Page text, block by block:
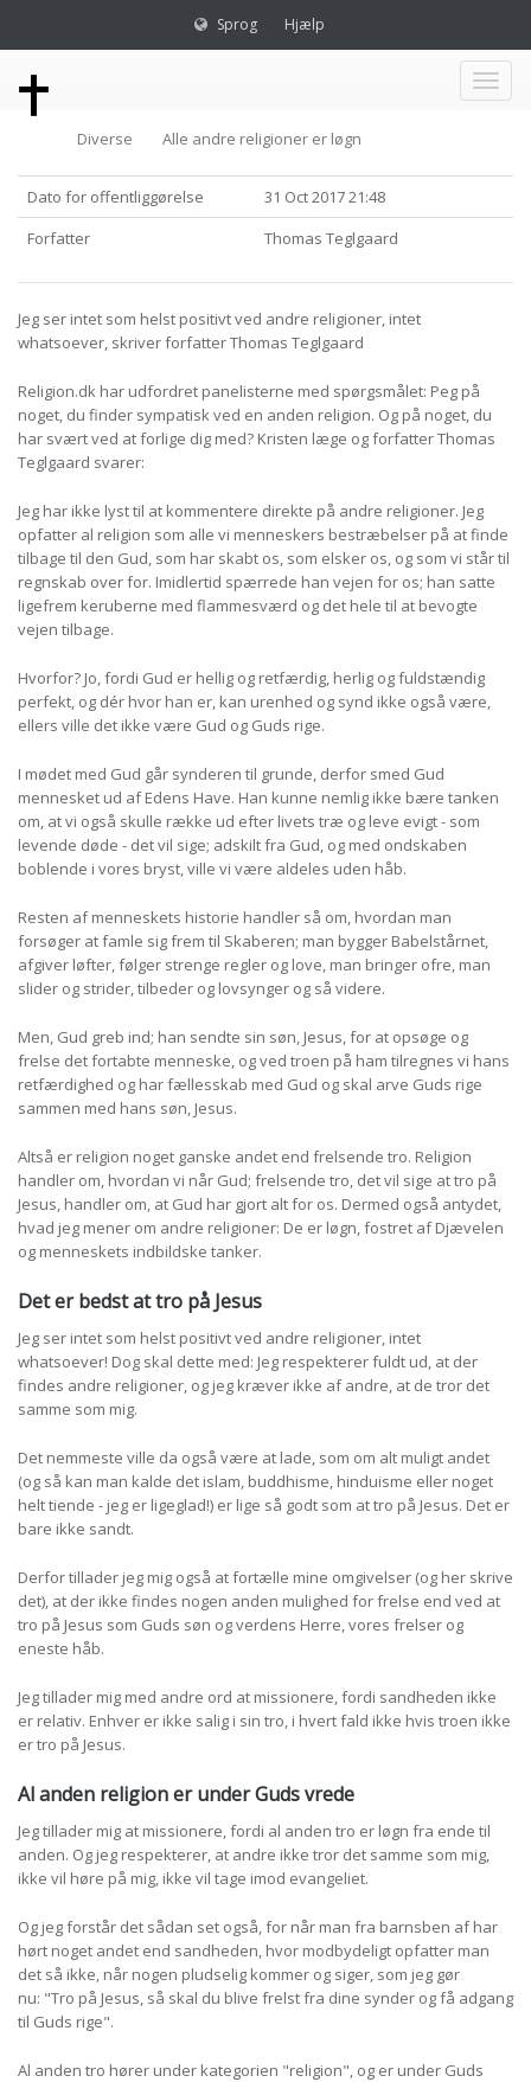
Sprog Hjælp
Toggle
Diverse Alle andre religioner er løgn
Dato for offentliggørelse
31 Oct 2017 21:48
Forfatter
Thomas Teglgaard
Jeg ser intet som helst positivt ved andre religioner, intet
whatsoever, skriver forfatter Thomas Teglgaard
Religion.dk har udfordret panelisterne med spørgsmålet: Peg på
noget, du finder sympatisk ved en anden religion. Og på noget, du
har svært ved at forlige dig med? Kristen læge og forfatter Thomas
Teglgaard svarer:
Jeg har ikke lyst til at kommentere direkte på andre religioner. Jeg
opfatter al religion som alle vi menneskers bestræbelser på at finde
tilbage til den Gud, som har skabt os, som elsker os, og som vi står til
regnskab over for. Imidlertid spærrede han vejen for os; han satte
ligefrem keruberne med flammesværd og det hele til at bevogte
vejen tilbage.
Hvorfor? Jo, fordi Gud er hellig og retfærdig, herlig og fuldstændig
perfekt, og dér hvor han er, kan urenhed og synd ikke også være,
ellers ville det ikke være Gud og Guds rige.
I mødet med Gud går synderen til grunde, derfor smed Gud
mennesket ud af Edens Have. Han kunne nemlig ikke bære tanken
om, at vi også skulle række ud efter livets træ og leve evigt - som
levende døde - det vil sige; adskilt fra Gud, og med ondskaben
boblende i vores bryst, ville vi være aldeles uden håb.
Resten af menneskets historie handler så om, hvordan man
forsøger at famle sig frem til Skaberen; man bygger Babelstårnet,
afgiver løfter, følger strenge regler og love, man bringer ofre, man
slider og strider, tilbeder og lovsynger og så videre.
Men, Gud greb ind; han sendte sin søn, Jesus, for at opsøge og
frelse det fortabte menneske, og ved troen på ham tilregnes vi hans
retfærdighed og har fællesskab med Gud og skal arve Guds rige
sammen med hans søn, Jesus.
Altså er religion noget ganske andet end frelsende tro. Religion
handler om, hvordan vi når Gud; frelsende tro, det vil sige at tro på
Jesus, handler om, at Gud har gjort alt for os. Dermed også antydet,
hvad jeg mener om andre religioner: De er løgn, fostret af Djævelen
og menneskets indbildske tanker.
Det er bedst at tro på Jesus
Jeg ser intet som helst positivt ved andre religioner, intet
whatsoever! Dog skal dette med: Jeg respekterer fuldt ud, at der
findes andre religioner, og jeg kræver ikke af andre, at de tror det
samme som mig.
Det nemmeste ville da også være at lade, som om alt muligt andet
(og så kan man kalde det islam, buddhisme, hinduisme eller noget
helt tiende - jeg er ligeglad!) er lige så godt som at tro på Jesus. Det er
bare ikke sandt.
Derfor tillader jeg mig også at fortælle mine omgivelser (og her skrive
det), at der ikke findes nogen anden mulighed for frelse end ved at
tro på Jesus som Guds søn og verdens Herre, vores frelser og
eneste håb.
Jeg tillader mig med andre ord at missionere, fordi sandheden ikke
er relativ. Enhver er ikke salig i sin tro, i hvert fald ikke hvis troen ikke
er tro på Jesus.
Al anden religion er under Guds vrede
Jeg tillader mig at missionere, fordi al anden tro er løgn fra ende til
anden. Og jeg respekterer, at andre ikke tror det samme som mig,
ikke vil høre på mig, ikke vil tage imod evangeliet.
Og jeg forstår det sådan set også, for når man fra barnsben af har
hørt noget andet end sandheden, hvor modbydeligt opfatter man
det så ikke, når nogen pludselig kommer og siger, som jeg gør
nu: "Tro på Jesus, så skal du blive frelst fra dine synder og få adgang
til Guds rige".
Al anden tro hører under kategorien "religion", og er under Guds